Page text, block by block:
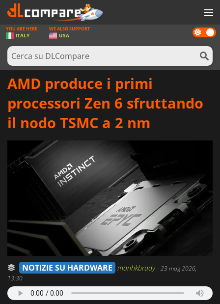
GIOCHI
PREPAGATE
SOFTWARE
HARDWARE
ACCEDI O REGISTRATI
Dark
mode
YOU ARE HERE
ITALY
WE ALSO SUPPORT
USA
AMD produce i primi
processori Zen 6 sfruttando
il nodo TSMC a 2 nm
NOTIZIE SU HARDWARE manhkbrady-23 mag 2026,
13:30